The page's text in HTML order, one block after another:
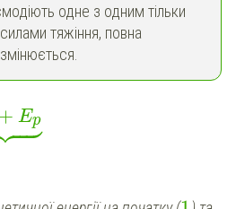
одне з одним тільки
тяжіння, повна
+ Ep

